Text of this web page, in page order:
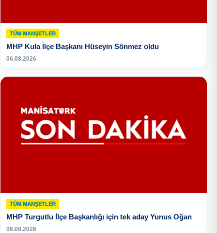
TÜM MANŞETLER
MHP Kula İlçe Başkanı Hüseyin Sönmez oldu
06.08.2026
TÜM MANŞETLER
MHP Turgutlu İlçe Başkanlığı için tek aday Yunus Oğan
06.08.2026